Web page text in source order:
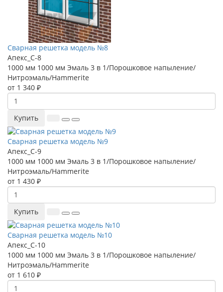
Сварная решетка модель №8
Апекс_С-8
1000 мм 1000 мм Эмаль 3 в 1/Порошковое напыление/
Нитроэмаль/Hammerite
от 1 340 ₽
Купить
Сварная решетка модель №9
Апекс_С-9
1000 мм 1000 мм Эмаль 3 в 1/Порошковое напыление/
Нитроэмаль/Hammerite
от 1 430 ₽
Купить
Сварная решетка модель №10
Апекс_С-10
1000 мм 1000 мм Эмаль 3 в 1/Порошковое напыление/
Нитроэмаль/Hammerite
от 1 610 ₽